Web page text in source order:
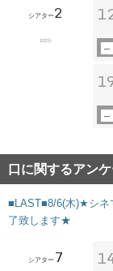
シアター2
102分
口に関するアンケ
■LAST■8/6(木)★シネ
了致します★
シアター 7